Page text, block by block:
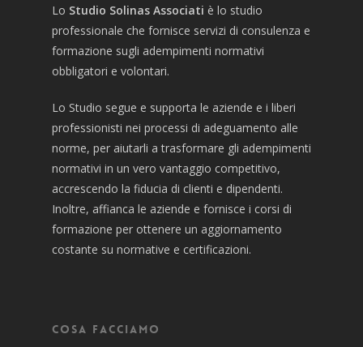
Lo Studio Solinas Associati è lo studio
professionale che fornisce servizi di consulenza e
formazione sugli adempimenti normativi
obbligatori e volontari.
Lo Studio segue e supporta le aziende e i liberi
professionisti nei processi di adeguamento alle
norme, per aiutarli a trasformare gli adempimenti
normativi in un vero vantaggio competitivo,
accrescendo la fiducia di clienti e dipendenti.
Inoltre, affianca le aziende e fornisce i corsi di
formazione per ottenere un aggiornamento
costante su normative e certificazioni.
Cosa facciamo